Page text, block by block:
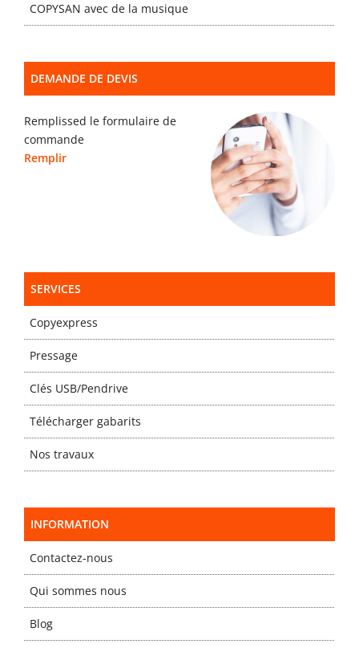
COPYSAN avec de la musique
DEMANDE DE DEVIS
Remplissed le formulaire de
commande
Remplir
SERVICES
Copyexpress
Pressage
Clés USB/Pendrive
Télécharger gabarits
Nos travaux
INFORMATION
Contactez-nous
Qui sommes nous
Blog